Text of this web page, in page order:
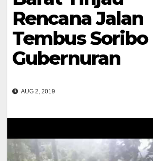
Rencana Jalan
Tembus Soribo
Gubernuran
AUG 2, 2019